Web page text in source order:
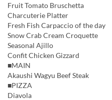
Fruit Tomato Bruschetta
Charcuterie Platter
Fresh Fish Carpaccio of the day
Snow Crab Cream Croquette
Seasonal Ajillo
Confit Chicken Gizzard
■MAIN
Akaushi Wagyu Beef Steak
■PIZZA
Diavola